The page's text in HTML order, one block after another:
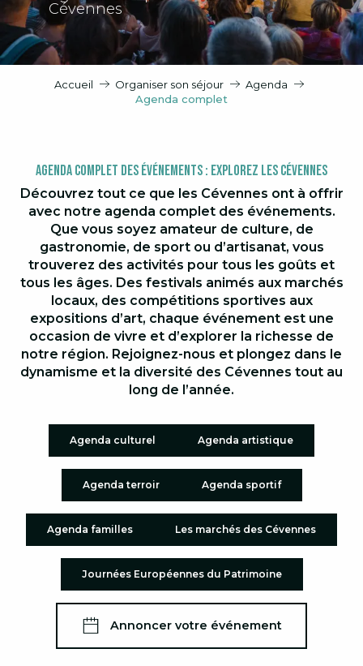
Cévennes
Accueil Organiser son séjour
Agenda
Agenda complet
Agenda Complet des Événements : Explorez les Cévennes
Découvrez tout ce que les Cévennes ont à offrir
avec notre agenda complet des événements.
Que vous soyez amateur de culture, de
gastronomie, de sport ou d’artisanat, vous
trouverez des activités pour tous les goûts et
tous les âges. Des festivals animés aux marchés
locaux, des compétitions sportives aux
expositions d’art, chaque événement est une
occasion de vivre et d’explorer la richesse de
notre région. Rejoignez-nous et plongez dans le
dynamisme et la diversité des Cévennes tout au
long de l’année.
Agenda culturel Agenda artistique
Agenda terroir Agenda sportif
Agenda familles Les marchés des Cévennes
Journées Européennes du Patrimoine
Annoncer votre événement